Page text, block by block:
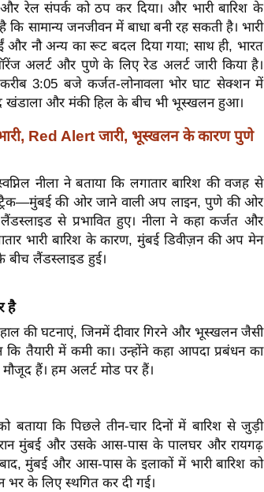
रेल संपर्क को ठप कर दिया। और भारी बारिश के
सामान्य जनजीवन में बाधा बनी रह सकती है। भारी
और नौ अन्य का रूट बदल दिया गया; साथ ही, भारत
अलर्ट और पुणे के लिए रेड अलर्ट जारी किया है।
3:05 बजे कर्जत-लोनावला भोर घाट सेक्शन में
और मंकी हिल के बीच भी भूस्खलन हुआ।
Red Alert जारी, भूस्खलन के कारण पुणे
नीला ने बताया कि लगातार बारिश की वजह से
ट्रैक—मुंबई की ओर जाने वाली अप लाइन, पुणे की ओर
से प्रभावित हुए। नीला ने कहा कर्जत और
भारी बारिश के कारण, मुंबई डिवीज़न की अप मेन
बीच लैंडस्लाइड हुई।
है
की घटनाएं, जिनमें दीवार गिरने और भूस्खलन जैसी
तैयारी में कमी का। उन्होंने कहा आपदा प्रबंधन का
हैं। हम अलर्ट मोड पर हैं।
बताया कि पिछले तीन-चार दिनों में बारिश से जुड़ी
मुंबई और उसके आस-पास के पालघर और रायगढ़
बाद, मुंबई और आस-पास के इलाकों में भारी बारिश को
भर के लिए स्थगित कर दी गई।